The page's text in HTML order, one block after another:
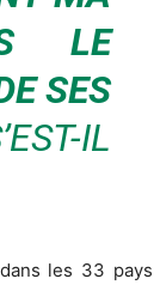
LE
SES
IL
les 33 pays